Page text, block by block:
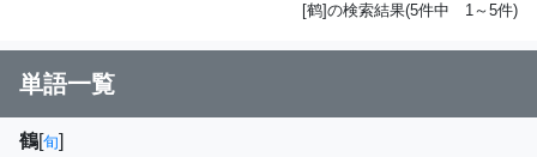
[鹤]の検索結果(5件中 1～5件)
単語一覧
鶴[旬]